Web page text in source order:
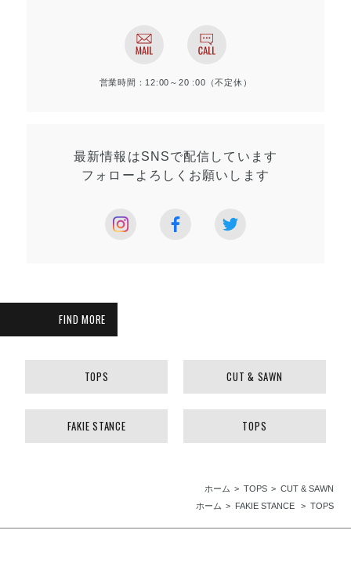
営業時間：12:00～20 :00（不定休）
最新情報はSNSで配信しています
フォローよろしく お願いします
FIND MORE
TOPS CUT & SAWN
FAKIE STANCE TOPS
ホーム TOPS
CUT & SAWN
ホーム
FAKIE STANCE TOPS